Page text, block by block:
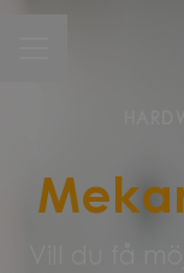
Vill du få